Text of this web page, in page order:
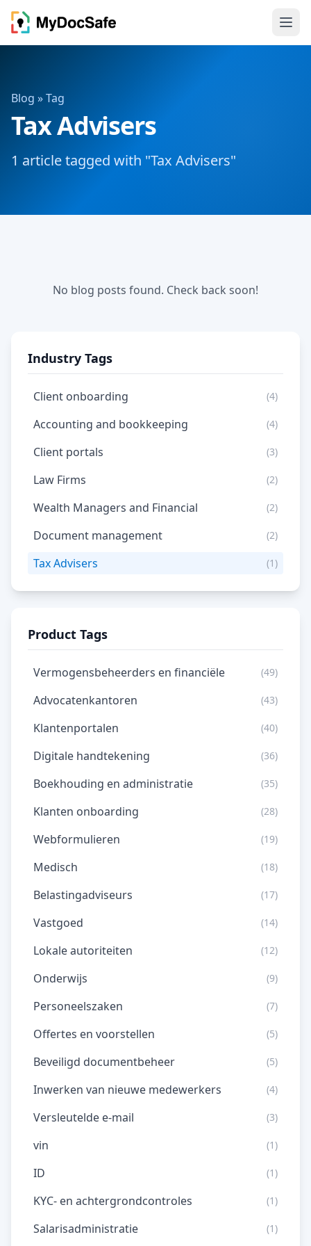
Blog » Tag
Tax Advisers
1 article tagged with "Tax Advisers"
No blog posts found. Check back soon!
Industry Tags
Client onboarding (4)
Accounting and bookkeeping (4)
Client portals (3)
Law Firms (2)
Wealth Managers and Financial (2)
Document management (2)
Tax Advisers (1)
Product Tags
Vermogensbeheerders en financiële (49)
Advocatenkantoren (43)
Klantenportalen (40)
Digitale handtekening (36)
Boekhouding en administratie (35)
Klanten onboarding (28)
Webformulieren (19)
Medisch (18)
Belastingadviseurs (17)
Vastgoed (14)
Lokale autoriteiten (12)
Onderwijs (9)
Personeelszaken (7)
Offertes en voorstellen (5)
Beveiligd documentbeheer (5)
Inwerken van nieuwe medewerkers (4)
Versleutelde e-mail (3)
vin (1)
ID (1)
KYC- en achtergrondcontroles (1)
Salarisadministratie (1)